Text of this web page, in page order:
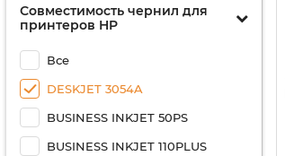
Совместимость чернил для
принтеров HP
Все
DESKJET 3054A
BUSINESS INKJET 50PS
BUSINESS INKJET 110PLUS